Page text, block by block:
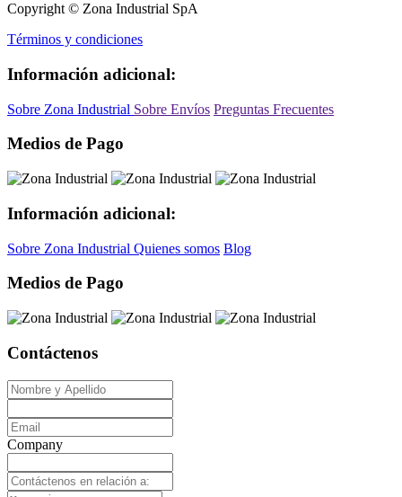
Copyright © Zona Industrial SpA
Términos y condiciones
Información adicional:
Sobre Zona Industrial Sobre Envíos Preguntas Frecuentes
Medios de Pago
Información adicional:
Sobre Zona Industrial Quienes somos Blog
Medios de Pago
Contáctenos
Company